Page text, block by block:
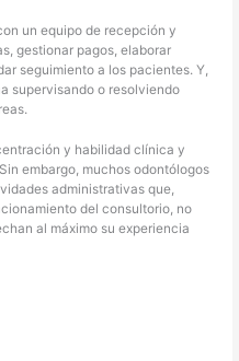
un equipo de recepción y
gestionar pagos, elaborar
seguimiento a los pacientes. Y,
supervisando o resolviendo
y habilidad clínica y
embargo, muchos odontólogos
administrativas que,
del consultorio, no
al máximo su experiencia